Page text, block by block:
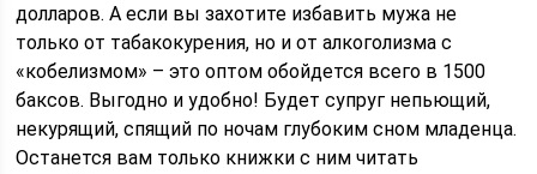
долларов. А если вы захотите избавить мужа не
только от табакокурения, но и от алкоголизма с
«кобелизмом» – это оптом обойдется всего в 1500
баксов. Выгодно и удобно! Будет супруг непьющий,
некурящий, спящий по ночам глубоким сном младенца.
Останется вам только книжки с ним читать